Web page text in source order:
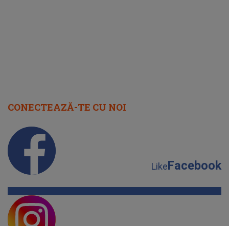
CONECTEAZĂ-TE CU NOI
LikeFacebook